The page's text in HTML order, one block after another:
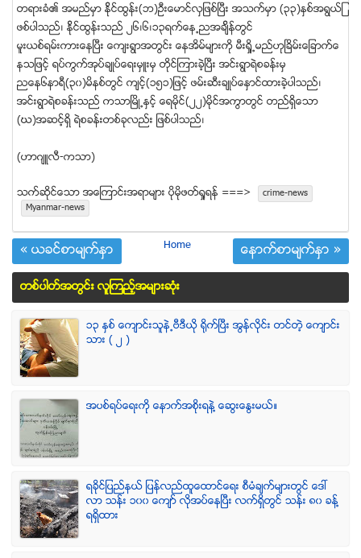
တရားခံ၏ အမည္မွာ ႏို္င္ထြန္း(ဘ)ဦးေမာင္လွျဖစ္ၿပီး အသက္မွာ (၃၃)ႏွစ္အရြယ္ျ
ဖစ္ပါသည္၊ ႏို္င္ထြန္းသည္ ၂၆၊၆၊၁၃ရက္ေန႕ညအခ်ိ္န္တြင္
မူးယစ္ရမ္းကားေနၿပီး ေက်းရြာအတြင္း ေနအိမ္မ်ားကို မီးရိႈ႕မည္ဟုၿခိမ္းေျခာက္ေ
နသျဖင့္ ရပ္ကြက္အုပ္ခ်ဳပ္ေရးမွဴးမွ တိုင္ၾကားခဲ့ၿပီး အင္းရြာရဲစခန္းမွ
ညေန၆နာရီ(၃၀)မိနစ္တြင္ က်င့္(၁၅၁)ျဖင့္ ဖမ္းဆီးခ်ဳပ္ေႏွာင္ထားခဲ့ပါသည္၊
အင္းရြာရဲစခန္းသည္ ကသာၿမိဳ႕ႏွင့္ ေရမိုင္(၂၂)မိုင္အကြာတြင္ တည္ရွိေသာ
(ဃ)အဆင့္ရွိ ရဲစခန္းတစ္ခုလည္း ျဖစ္ပါသည္၊
(ဟာဂ်ဴလီ-ကသာ)
သက္ဆုိင္ေသာ အေၾကာင္းအရာမ်ား ပုိမုိဖတ္ရႈရန္ ===>
crime-news
Myanmar-news
« ယခင္စာမ်က္ႏွာ Home ေနာက္စာမ်က္ႏွာ »
တစ္ပါတ္အတြင္း လူၾကည့္အမ်ားဆံုး
၁၃ ႏွစ္ ေက်ာင္းသူနဲ႕ဗီဒီယို ရိုက္ျပီး အြန္လိုင္း တင္တဲ့ ေက်ာင္း
သား ( ၂ )
အပစ္ရပ္ေရးကို ေနာက္အစိုးရနဲ႔ ေဆြးေႏြးမယ္။
ရခုိင္ျပည္နယ္ ျပန္လည္ထူေထာင္ေရး စီမံခ်က္မ်ားတြင္ ေဒၚ
လာ သန္း ၁၀၀ ေက်ာ္ လုိအပ္ေနၿပီး လက္ရွိတြင္ သန္း ၈၀ ခန္႔
ရရွိထား